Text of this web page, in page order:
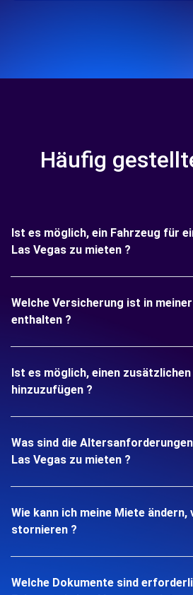
Häufig
Ist es möglich, ein Fahrzeug für
Las Vegas zu mieten ?
Welche Versicherung ist in
enthalten ?
Ist es möglich, einen
hinzuzufügen ?
Was sind die
Las Vegas zu mieten ?
Wie kann ich meine Miete ändern,
stornieren ?
Welche Dokumente sind